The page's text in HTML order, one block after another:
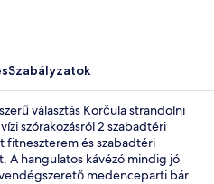
Szabályzatok
választás Korčula strandolni
szórakozásról 2 szabadtéri
és szabadtéri
A hangulatos kávézó mindig jó
medenceparti bár